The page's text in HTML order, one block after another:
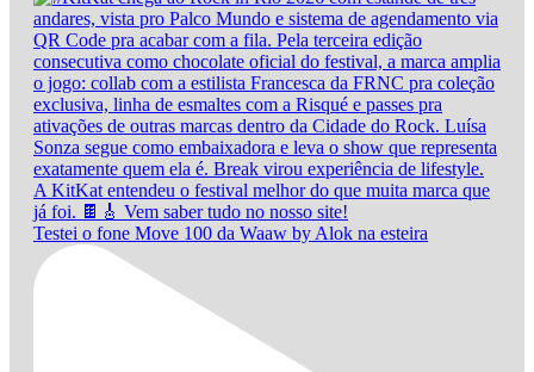
Testei o fone Move 100 da Waaw by Alok na esteira